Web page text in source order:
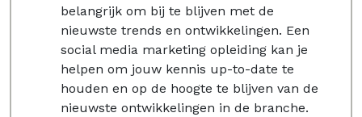
belangrijk om bij te blijven met de
nieuwste trends en ontwikkelingen. Een
social media marketing opleiding kan je
helpen om jouw kennis up-to-date te
houden en op de hoogte te blijven van de
nieuwste ontwikkelingen in de branche.